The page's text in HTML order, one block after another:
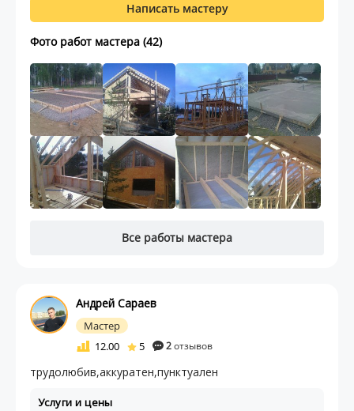
Написать мастеру
Фото работ мастера (42)
Все работы мастера
Андрей Сараев
Мастер
12.00
5 2отзывов
трудолюбив,аккуратен,пунктуален
Услуги и цены